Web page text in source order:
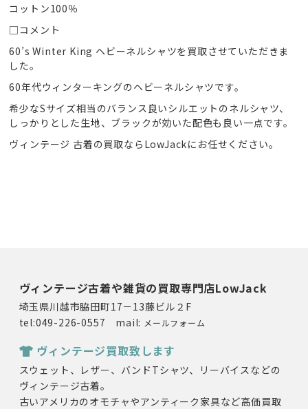
コットン100％
□コメント
60’s Winter King ヘビーネルシャツを買取させていただきま
した。
60年代ウィンターキングのヘビーネルシャツです。
希少なSサイズ相当のバランス良いシルエットのネルシャツ、
しっかりとした生地、ブラックが効いた配色も良い一点です。
ヴィンテージ 古着の買取ならLowJackにお任せください。
ヴィンテージ古着や雑貨の買取専門店LowJack
埼玉県川越市脇田町17－13藤ビル２F
tel:049-226-0557 mail: メールフォーム
ヴィンテージ買取致します
スウェット、レザー、バンドTシャツ、リーバイスなどの
ヴィンテージ古着。
古いアメリカのオモチャやアンティーク家具など高価買取